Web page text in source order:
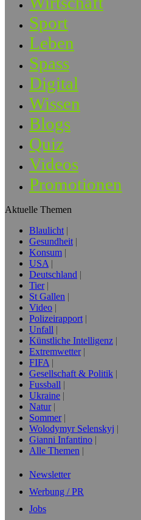
Sport
Leben
Spass
Digital
Wissen
Blogs
Quiz
Videos
Promotionen
Aktuelle Themen
Blaulicht
Gesundheit
Konsum
USA
Deutschland
Tier
St Gallen
Video
Polizeirapport
Unfall
Künstliche Intelligenz
Extremwetter
FIFA
Gesellschaft & Politik
Fussball
Ukraine
Natur
Sommer
Wolodymyr Selenskyj
Gianni Infantino
Alle Themen
Newsletter
Werbung / PR
Jobs